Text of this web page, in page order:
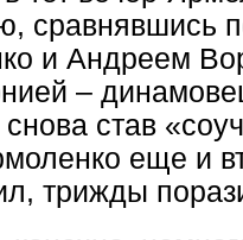
сравнявшись
и Андреем
–
став
еще и
трижды